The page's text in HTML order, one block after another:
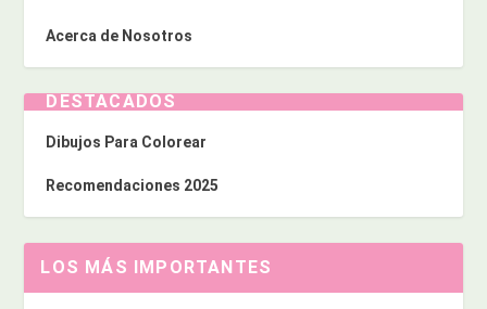
Acerca de Nosotros
DESTACADOS
Dibujos Para Colorear
Recomendaciones 2025
LOS MÁS IMPORTANTES